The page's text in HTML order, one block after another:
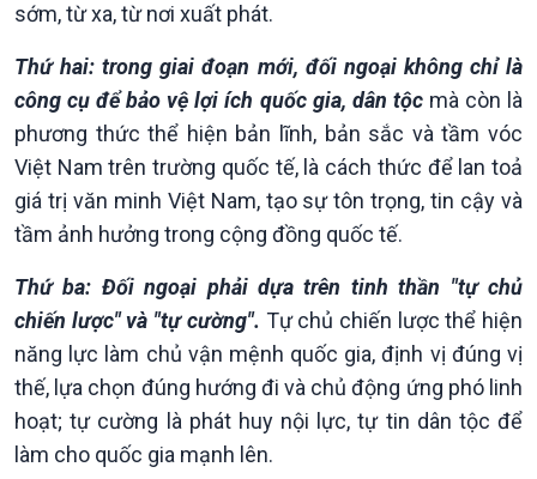
sớm, từ xa, từ nơi xuất phát.
Thứ hai: trong giai đoạn mới, đối ngoại không chỉ là
công cụ để bảo vệ lợi ích quốc gia, dân tộcmà còn là
phương thức thể hiện bản lĩnh, bản sắc và tầm vóc
Việt Nam trên trường quốc tế, là cách thức để lan toả
giá trị văn minh Việt Nam, tạo sự tôn trọng, tin cậy và
tầm ảnh hưởng trong cộng đồng quốc tế.
Thứ ba: Đối ngoại phải dựa trên tinh thần "tự chủ
chiến lược" và "tự cường". Tự chủ chiến lược thể hiện
năng lực làm chủ vận mệnh quốc gia, định vị đúng vị
thế, lựa chọn đúng hướng đi và chủ động ứng phó linh
hoạt; tự cường là phát huy nội lực, tự tin dân tộc để
làm cho quốc gia mạnh lên.